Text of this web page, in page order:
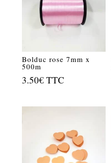
Bolduc rose 7mm x
500m
3.50€ TTC